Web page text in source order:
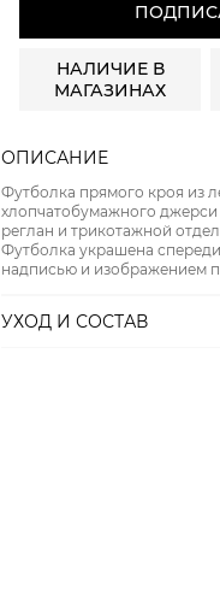
НАЛИЧИЕ В
МАГАЗИНАХ
ОПИСАНИЕ
Футболка прямого кроя из
хлопчатобумажного
реглан и трикотажной
Футболка украшена
надписью и изображением
УХОД И СОСТАВ